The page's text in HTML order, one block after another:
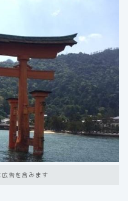
告を含みます